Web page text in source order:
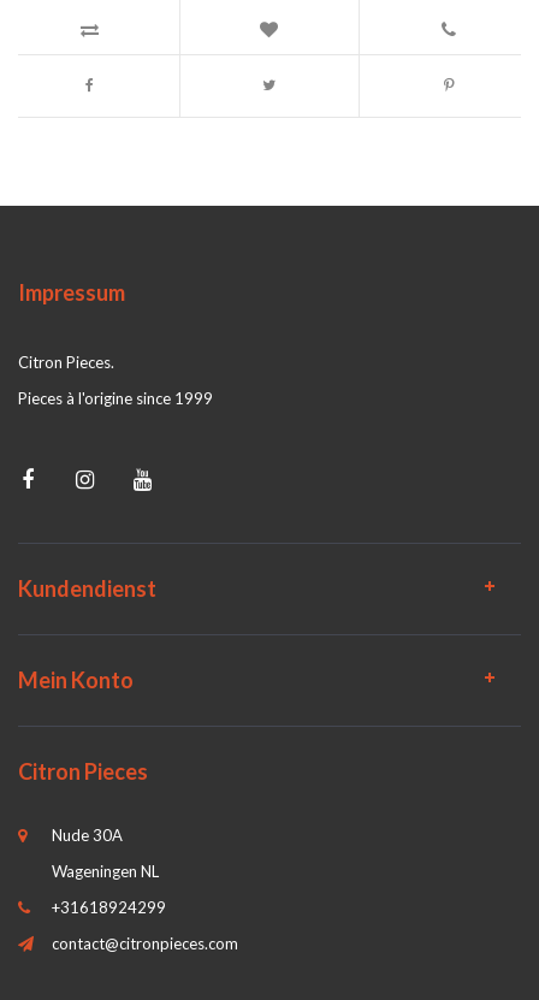
Impressum
Citron Pieces.
Pieces à l'origine since 1999
Kundendienst
Mein Konto
Citron Pieces
Nude 30A
Wageningen NL
+31618924299
contact@citronpieces.com